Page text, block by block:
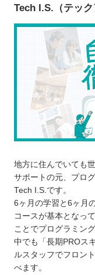
自分の住んで
探したい⭐️
北海
関東
中部
近畿
中国
四国
九州 /
Tech I.S.（テック
地方に住んでいても
サポートの元、プロ
Tech I.S.です。
6ヶ月の学習と6ヶ月
コースが基本となっ
ことでプログラミン
中でも「長期PROス
ルスタッフでフロン
べます。